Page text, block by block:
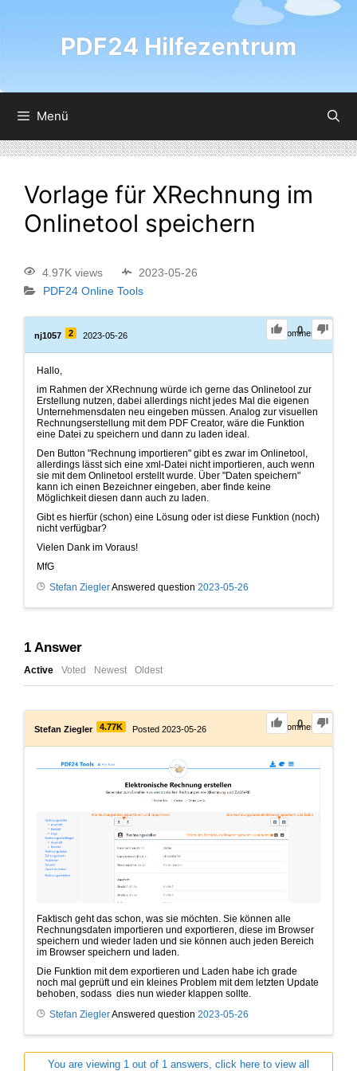
PDF24 Hilfezentrum
Menü
Vorlage für XRechnung im
Onlinetool speichern
4.97K views
2023-05-26
PDF24 Online Tools
0
nj1057 2 2023-05-26 0Comments
Hallo,
im Rahmen der XRechnung würde ich gerne das Onlinetool zur
Erstellung nutzen, dabei allerdings nicht jedes Mal die eigenen
Unternehmensdaten neu eingeben müssen. Analog zur visuellen
Rechnungserstellung mit dem PDF Creator, wäre die Funktion
eine Datei zu speichern und dann zu laden ideal.
Den Button "Rechnung importieren" gibt es zwar im Onlinetool,
allerdings lässt sich eine xml-Datei nicht importieren, auch wenn
sie mit dem Onlinetool erstellt wurde. Über "Daten speichern"
kann ich einen Bezeichner eingeben, aber finde keine
Möglichkeit diesen dann auch zu laden.
Gibt es hierfür (schon) eine Lösung oder ist diese Funktion (noch)
nicht verfügbar?
Vielen Dank im Voraus!
MfG
Stefan ZieglerAnswered question 2023-05-26
1 Answer
Active Voted Newest Oldest
0
Stefan Ziegler 4.77K Posted 2023-05-26 0Comments
Faktisch geht das schon, was sie möchten. Sie können alle
Rechnungsdaten importieren und exportieren, diese im Browser
speichern und wieder laden und sie können auch jeden Bereich
im Browser speichern und laden.
Die Funktion mit dem exportieren und Laden habe ich grade
noch mal geprüft und ein kleines Problem mit dem letzten Update
behoben, sodass dies nun wieder klappen sollte.
Stefan ZieglerAnswered question 2023-05-26
You are viewing 1 out of 1 answers, click here to view all